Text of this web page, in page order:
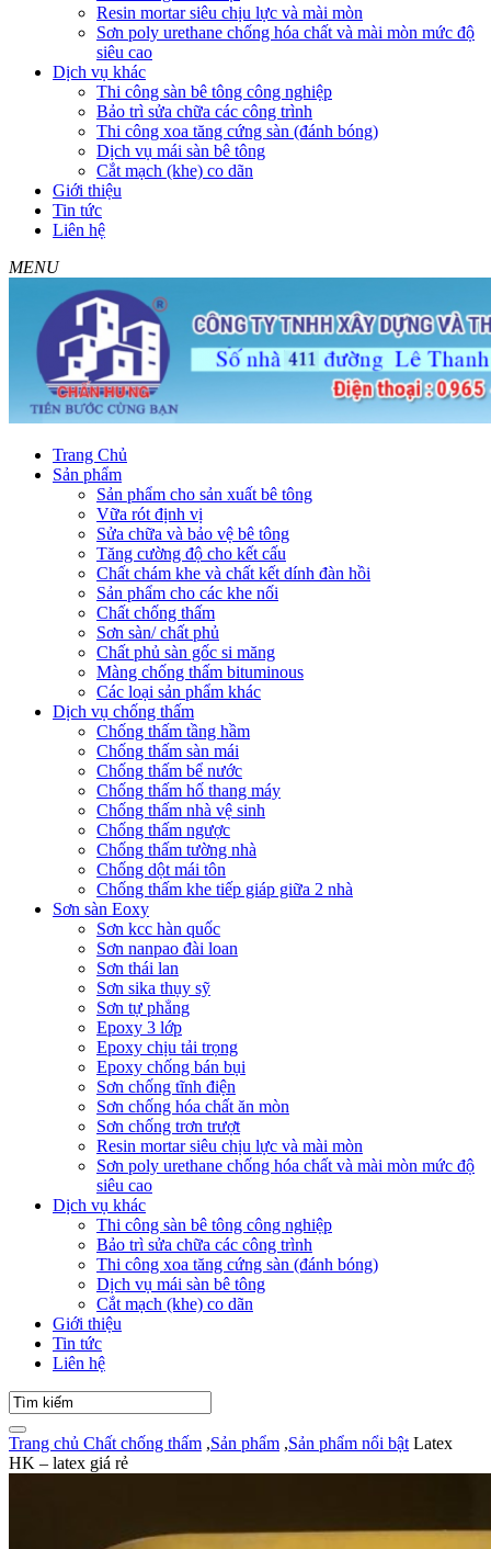
Resin mortar siêu chịu lực và mài mòn
Sơn poly urethane chống hóa chất và mài mòn mức độ
siêu cao
Dịch vụ khác
Thi công sàn bê tông công nghiệp
Bảo trì sửa chữa các công trình
Thi công xoa tăng cứng sàn (đánh bóng)
Dịch vụ mái sàn bê tông
Cắt mạch (khe) co dãn
Giới thiệu
Tin tức
Liên hệ
MENU
Trang Chủ
Sản phẩm
Sản phẩm cho sản xuất bê tông
Vữa rót định vị
Sửa chữa và bảo vệ bê tông
Tăng cường độ cho kết cấu
Chất chám khe và chất kết dính đàn hồi
Sản phẩm cho các khe nối
Chất chống thấm
Sơn sàn/ chất phủ
Chất phủ sàn gốc si măng
Màng chống thấm bituminous
Các loại sản phẩm khác
Dịch vụ chống thấm
Chống thấm tầng hầm
Chống thấm sàn mái
Chống thấm bể nước
Chống thấm hố thang máy
Chống thấm nhà vệ sinh
Chống thấm ngược
Chống thấm tường nhà
Chống dột mái tôn
Chống thấm khe tiếp giáp giữa 2 nhà
Sơn sàn Eoxy
Sơn kcc hàn quốc
Sơn nanpao đài loan
Sơn thái lan
Sơn sika thụy sỹ
Sơn tự phẳng
Epoxy 3 lớp
Epoxy chịu tải trọng
Epoxy chống bán bụi
Sơn chống tĩnh điện
Sơn chống hóa chất ăn mòn
Sơn chống trơn trượt
Resin mortar siêu chịu lực và mài mòn
Sơn poly urethane chống hóa chất và mài mòn mức độ
siêu cao
Dịch vụ khác
Thi công sàn bê tông công nghiệp
Bảo trì sửa chữa các công trình
Thi công xoa tăng cứng sàn (đánh bóng)
Dịch vụ mái sàn bê tông
Cắt mạch (khe) co dãn
Giới thiệu
Tin tức
Liên hệ
Trang chủ Chất chống thấm ,Sản phẩm ,Sản phẩm nổi bật Latex
HK – latex giá rẻ